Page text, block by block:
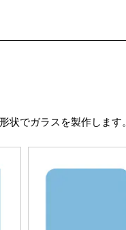
でガラスを製作します。